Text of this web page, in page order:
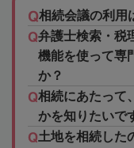
相続会議の利用
弁護士検索・税
機能を使って専
か？
相続にあたって
かを知りたいで
土地を相続した